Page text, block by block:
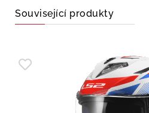
Související produkty